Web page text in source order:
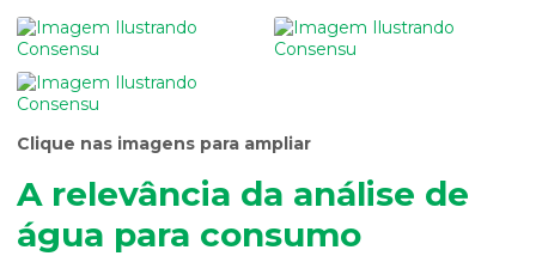
Clique nas imagens para ampliar
A relevância da análise de
água para consumo